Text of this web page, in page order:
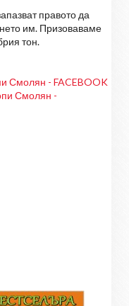
правото да
им. Призоваваме
тон.
Смолян - FACEBOOK
Смолян -